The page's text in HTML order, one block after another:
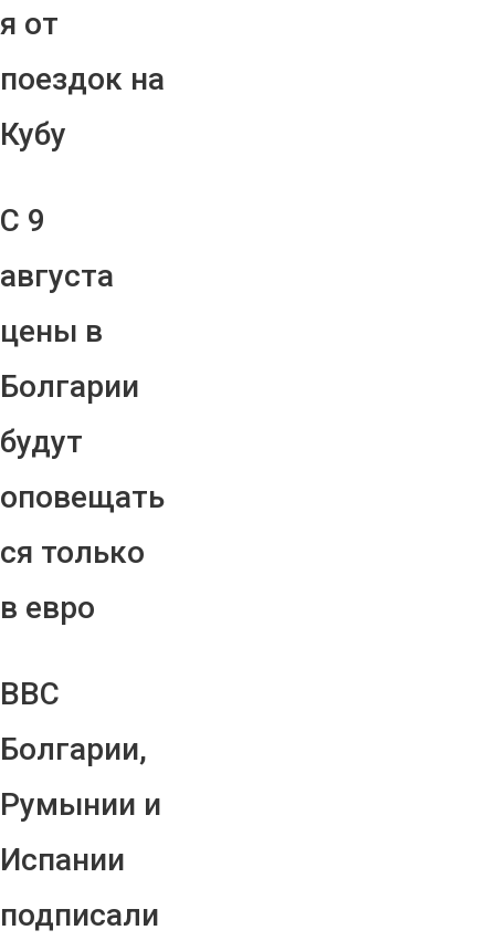
я от
поездок на
Кубу
С 9
августа
цены в
Болгарии
будут
оповещать
ся только
в евро
ВВС
Болгарии,
Румынии и
Испании
подписали